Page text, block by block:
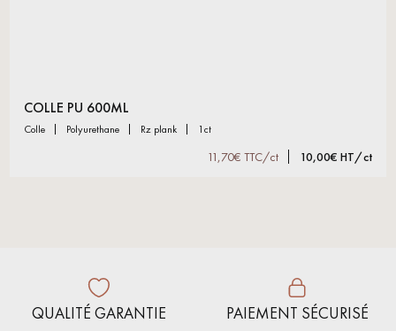
COLLE PU 600ML
colle polyurethane rz plank 1ct
11,70€ TTC/ct 10,00€ HT/ct
QUALITÉ GARANTIE PAIEMENT SÉCURISÉ